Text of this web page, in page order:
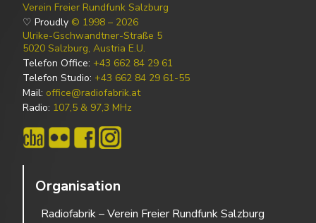
Verein Freier Rundfunk Salzburg
♡ Proudly © 1998 – 2026
Ulrike-Gschwandtner-Straße 5
5020 Salzburg, Austria E.U.
Telefon Office: +43 662 84 29 61
Telefon Studio: +43 662 84 29 61-55
Mail: office@radiofabrik.at
Radio: 107,5 & 97,3 MHz
Organisation
Radiofabrik – Verein Freier Rundfunk Salzburg